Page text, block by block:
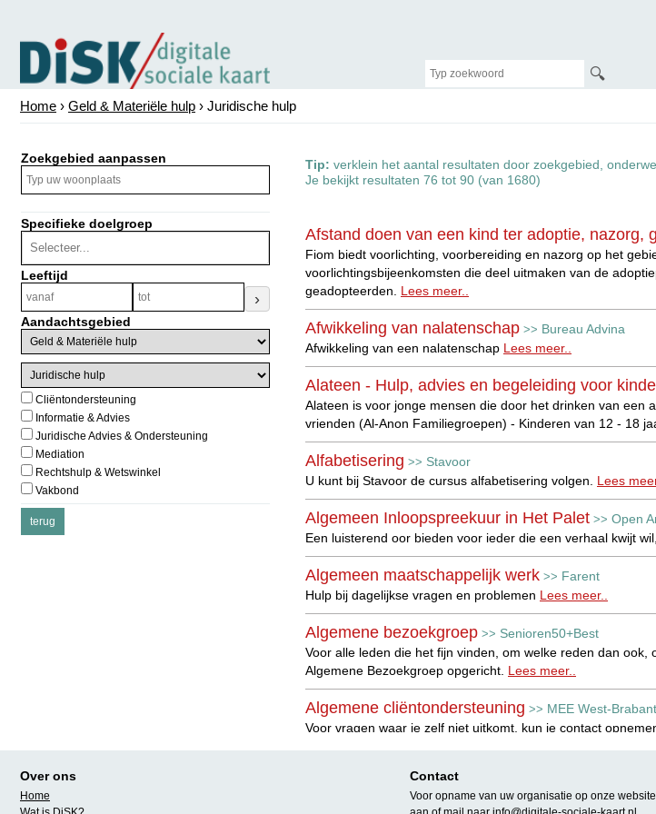
🔍
Home › Geld & Materiële hulp › Juridische hulp
Zoekgebied aanpassen
Specifieke doelgroep
Leeftijd
›
Aandachtsgebied
Cliëntondersteuning
Informatie & Advies
Juridische Advies & Ondersteuning
Mediation
Rechtshulp & Wetswinkel
Vakbond
Tip: verklein het aantal resultaten door zoekgebied,
Je bekijkt resultaten 76 tot 90 (van 1680)
Afstand doen van een kind ter adoptie, nazorg,
Fiom biedt voorlichting, voorbereiding en nazorg op het
voorlichtingsbijeenkomsten die deel uitmaken van de
geadopteerden. Lees meer..
Afwikkeling van nalatenschap >> Bureau Advina
Afwikkeling van een nalatenschap Lees meer..
Alateen - Hulp, advies en begeleiding voor
Alateen is voor jonge mensen die door het drinken van een
vrienden (Al-Anon Familiegroepen) - Kinderen van 12 - 18
Alfabetisering >> Stavoor
U kunt bij Stavoor de cursus alfabetisering volgen. Lees
Algemeen Inloopspreekuur in Het Palet >> Open
Een luisterend oor bieden voor ieder die een verhaal kwijt
Algemeen maatschappelijk werk >> Farent
Hulp bij dagelijkse vragen en problemen Lees meer..
Algemene bezoekgroep >> Senioren50+Best
Voor alle leden die het fijn vinden, om welke reden dan
Algemene Bezoekgroep opgericht. Lees meer..
Algemene cliëntondersteuning >> MEE West-Brabant
Voor vragen waar je zelf niet uitkomt, kun je contact
WOONLINK adviseert en begeleidt u bij het realiseren van
Lees meer..
Over ons
Home
Contact
Voor opname van uw organisatie op onze